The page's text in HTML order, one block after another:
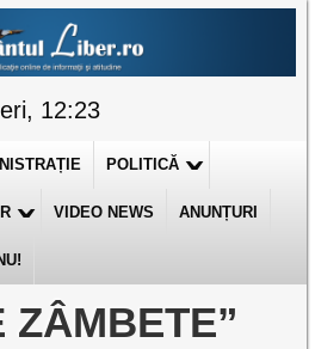
12:23
POLITICĂ
VIDEO NEWS ANUNȚURI
ZÂMBETE”